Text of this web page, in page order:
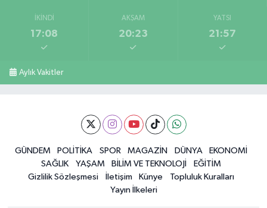
İKINDI
17:08
AKŞAM
20:23
YATSI
21:57
Aylık Vakitler
GÜNDEM POLİTİKA SPOR MAGAZİN DÜNYA
EKONOMİ
SAĞLIK
YAŞAM BİLİM VE TEKNOLOJİ
EĞİTİM
Gizlilik Sözleşmesi
İletişim Künye
Topluluk Kuralları
Yayın İlkeleri